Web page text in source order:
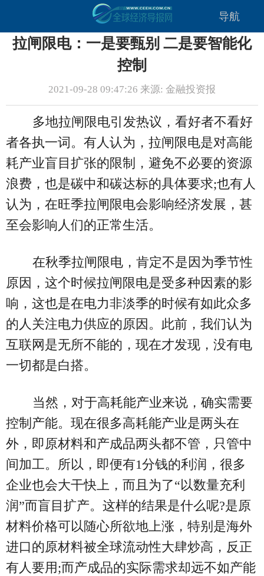
导航
拉闸限电：一是要甄别 二是要智能化
控制
2021-09-28 09:47:26 来源: 金融投资报
多地拉闸限电引发热议，看好者不看好
者各执一词。有人认为，拉闸限电是对高能
耗产业盲目扩张的限制，避免不必要的资源
浪费，也是碳中和碳达标的具体要求;也有人
认为，在旺季拉闸限电会影响经济发展，甚
至会影响人们的正常生活。
在秋季拉闸限电，肯定不是因为季节性
原因，这个时候拉闸限电是受多种因素的影
响，这也是在电力非淡季的时候有如此众多
的人关注电力供应的原因。此前，我们认为
互联网是无所不能的，现在才发现，没有电
一切都是白搭。
当然，对于高耗能产业来说，确实需要
控制产能。现在很多高耗能产业是两头在
外，即原材料和产成品两头都不管，只管中
间加工。所以，即便有1分钱的利润，很多
企业也会大干快上，而且为了“以数量充利
润”而盲目扩产。这样的结果是什么呢?是原
材料价格可以随心所欲地上涨，特别是海外
进口的原材料被全球流动性大肆炒高，反正
有人要用;而产成品的实际需求却远不如产能